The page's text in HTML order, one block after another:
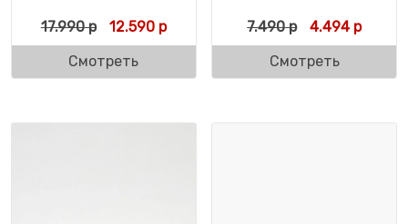
17.990р Первоначальная цена составляла 17.990
12.590рТекущая цена: 12.590 р.
Смотреть
7.490р 4.494р
Смотреть